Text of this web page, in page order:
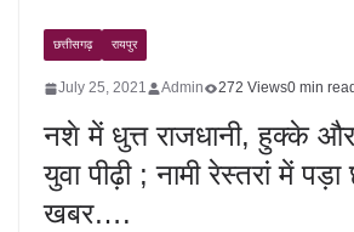
छत्तीसगढ़ रायपुर
July 25, 2021 Admin 272 Views0 min read
नशे में धुत्त राजधानी, हुक्के और
युवा पीढ़ी ; नामी रेस्तरां में पड़ा
खबर….